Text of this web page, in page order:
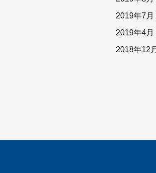
2019年7月
2019年4月
2018年12月